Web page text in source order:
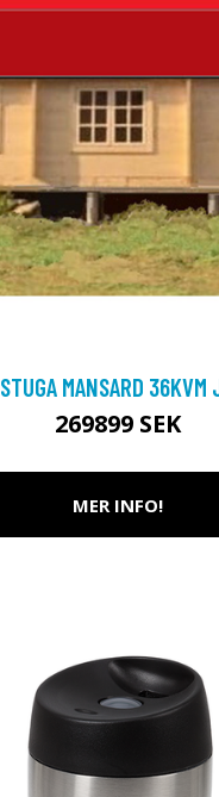
STUGA MANSARD 36KVM
269899 SEK
MER INFO!